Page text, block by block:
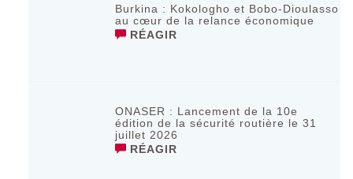
Burkina : Kokologho et Bobo-Dioulasso
au cœur de la relance économique
RÉAGIR
ONASER : Lancement de la 10e
édition de la sécurité routière le 31
juillet 2026
RÉAGIR